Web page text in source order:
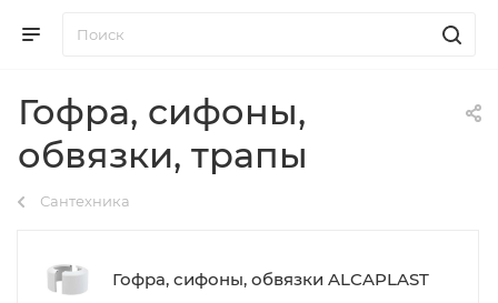
Гофра, сифоны,
обвязки, трапы
Сантехника
Гофра, сифоны, обвязки ALCAPLAST